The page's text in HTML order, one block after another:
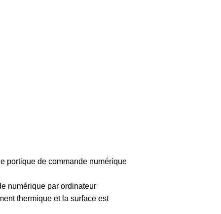
portique de commande numérique
numérique par ordinateur
thermique et la surface est